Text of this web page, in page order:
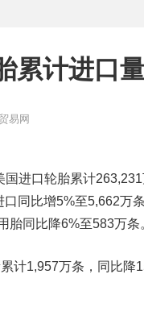
累计进口
易网
进口轮胎累计
同比增5%至5,662万
胎同比降6%至583万条
计1,957万条，同比